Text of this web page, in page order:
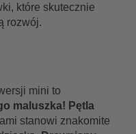
które skutecznie
rozwój.
mini to
maluszka! Pętla
stanowi znakomite